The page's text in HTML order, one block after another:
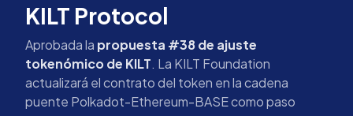
KILT Protocol
Aprobada la propuesta #38 de ajuste
tokenómico de KILT. La KILT Foundation
actualizará el contrato del token en la cadena
puente Polkadot-Ethereum-BASE como paso